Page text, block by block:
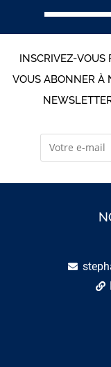
INSCRIVEZ-VOUS
VOUS ABONNER À